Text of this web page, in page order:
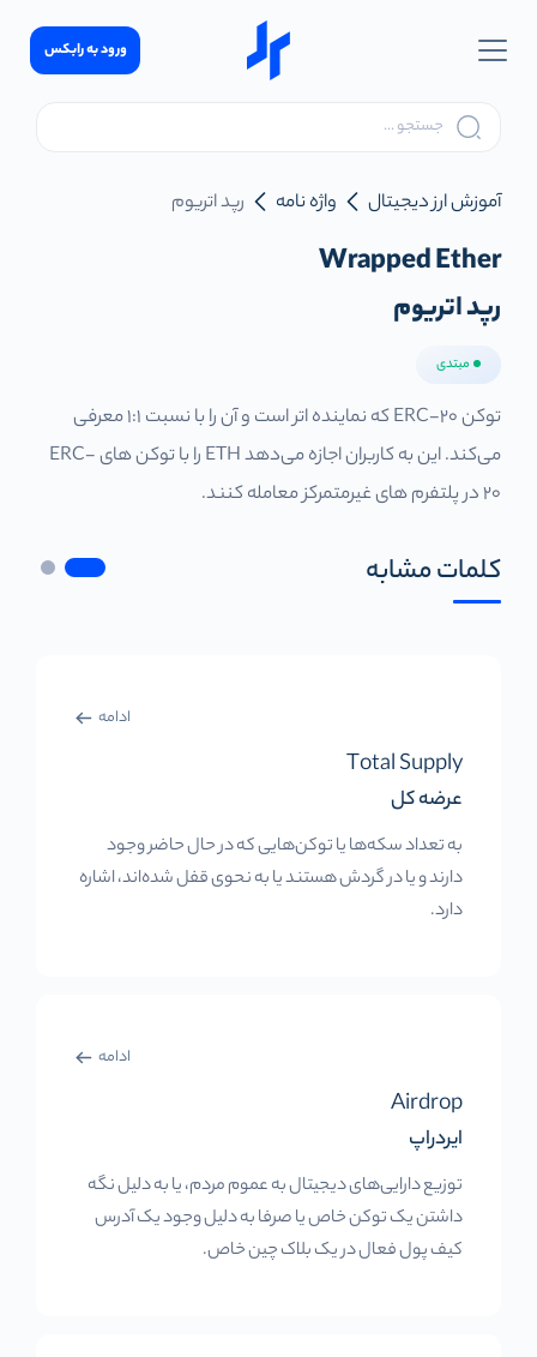
ورود به رابکس
آموزش ارز دیجیتال واژه نامه رپد اتریوم
Wrapped Ether
رپد اتریوم
مبتدی
توکن ERC-20 که نماینده اتر است و آن را با نسبت 1:1 معرفی
می‌کند. این به کاربران اجازه می‌دهد ETH را با توکن های ERC-
20 در پلتفرم های غیرمتمرکز معامله کنند.
کلمات مشابه
ادامه
Total Supply
عرضه کل
به تعداد سکه‌ها یا توکن‌هایی که در حال حاضر وجود
دارند و یا در گردش هستند یا به نحوی قفل شده‌اند، اشاره
دارد.
ادامه
Airdrop
ایردراپ
توزیع دارایی‌های دیجیتال به عموم مردم، یا به دلیل نگه
داشتن یک توکن خاص یا صرفا به دلیل وجود یک آدرس
کیف پول فعال در یک بلاک چین خاص.